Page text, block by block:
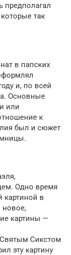
предполагал
так
в папских
и, по всей
Основные
или
к
был и сюжет
Одно время
картиной в
новое,
картины —
Сикстом
эту картину